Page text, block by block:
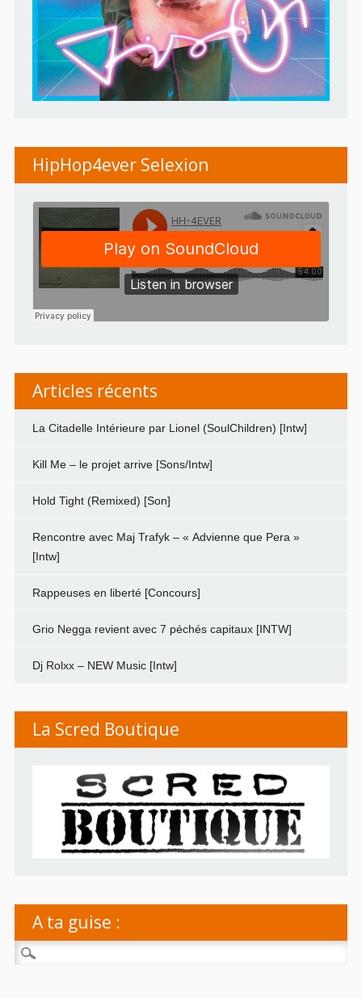
HipHop4ever Selexion
Articles récents
La Citadelle Intérieure par Lionel (SoulChildren) [Intw]
Kill Me – le projet arrive [Sons/Intw]
Hold Tight (Remixed) [Son]
Rencontre avec Maj Trafyk – « Advienne que Pera »
[Intw]
Rappeuses en liberté [Concours]
Grio Negga revient avec 7 péchés capitaux [INTW]
Dj Rolxx – NEW Music [Intw]
La Scred Boutique
A ta guise :
Rechercher :